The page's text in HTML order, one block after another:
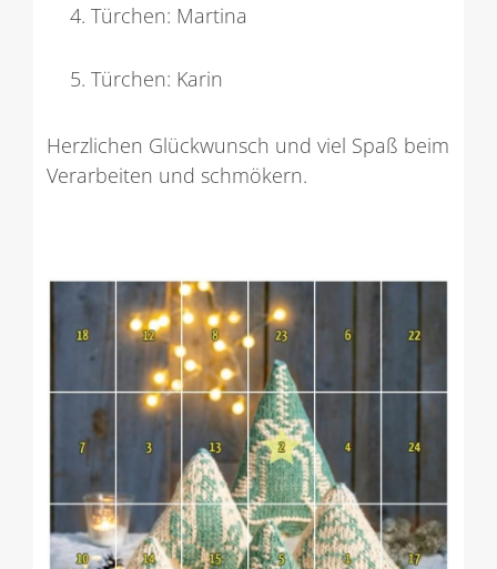
Türchen: Martina
Türchen: Karin
Herzlichen Glückwunsch und viel Spaß beim
Verarbeiten und schmökern.